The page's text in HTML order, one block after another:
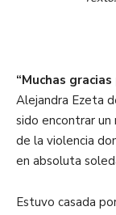
“Muchas
Alejandra Ezeta
sido encontrar un
de la violencia
en absoluta
Estuvo casada